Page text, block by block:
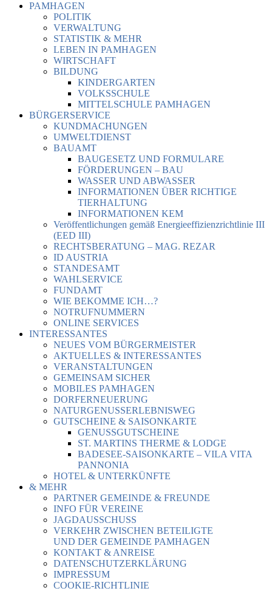
PAMHAGEN
POLITIK
VERWALTUNG
STATISTIK & MEHR
LEBEN IN PAMHAGEN
WIRTSCHAFT
BILDUNG
KINDERGARTEN
VOLKSSCHULE
MITTELSCHULE PAMHAGEN
BÜRGERSERVICE
KUNDMACHUNGEN
UMWELTDIENST
BAUAMT
BAUGESETZ UND FORMULARE
FÖRDERUNGEN – BAU
WASSER UND ABWASSER
INFORMATIONEN ÜBER RICHTIGE
TIERHALTUNG
INFORMATIONEN KEM
Veröffentlichungen gemäß Energieeffizienzrichtlinie III
(EED III)
RECHTSBERATUNG – MAG. REZAR
ID AUSTRIA
STANDESAMT
WAHLSERVICE
FUNDAMT
WIE BEKOMME ICH…?
NOTRUFNUMMERN
ONLINE SERVICES
INTERESSANTES
NEUES VOM BÜRGERMEISTER
AKTUELLES & INTERESSANTES
VERANSTALTUNGEN
GEMEINSAM SICHER
MOBILES PAMHAGEN
DORFERNEUERUNG
NATURGENUSSERLEBNISWEG
GUTSCHEINE & SAISONKARTE
GENUSSGUTSCHEINE
ST. MARTINS THERME & LODGE
BADESEE-SAISONKARTE – VILA VITA
PANNONIA
HOTEL & UNTERKÜNFTE
& MEHR
PARTNER GEMEINDE & FREUNDE
INFO FÜR VEREINE
JAGDAUSSCHUSS
VERKEHR ZWISCHEN BETEILIGTE
UND DER GEMEINDE PAMHAGEN
KONTAKT & ANREISE
DATENSCHUTZERKLÄRUNG
IMPRESSUM
COOKIE-RICHTLINIE